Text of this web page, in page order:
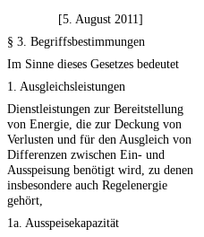
[5. August 2011]
§ 3. Begriffsbestimmungen
Im Sinne dieses Gesetzes bedeutet
1. Ausgleichsleistungen
Dienstleistungen zur Bereitstellung
von Energie, die zur Deckung von
Verlusten und für den Ausgleich von
Differenzen zwischen Ein- und
Ausspeisung benötigt wird, zu denen
insbesondere auch Regelenergie
gehört,
1a. Ausspeisekapazität